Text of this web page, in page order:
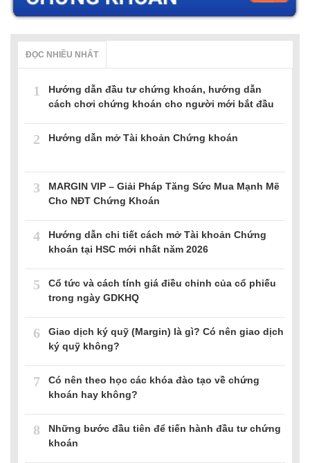
ĐỌC NHIỀU NHẤT
1
Hướng dẫn đầu tư chứng khoán, hướng dẫn
cách chơi chứng khoán cho người mới bắt đầu
2 Hướng dẫn mở Tài khoản Chứng khoán
3
MARGIN VIP – Giải Pháp Tăng Sức Mua Mạnh Mẽ
Cho NĐT Chứng Khoán
4
Hướng dẫn chi tiết cách mở Tài khoản Chứng
khoán tại HSC mới nhất năm 2026
5
Cổ tức và cách tính giá điều chỉnh của cổ phiếu
trong ngày GDKHQ
6
Giao dịch ký quỹ (Margin) là gì? Có nên giao dịch
ký quỹ không?
7
Có nên theo học các khóa đào tạo về chứng
khoán hay không?
8
Những bước đầu tiên để tiến hành đầu tư chứng
khoán